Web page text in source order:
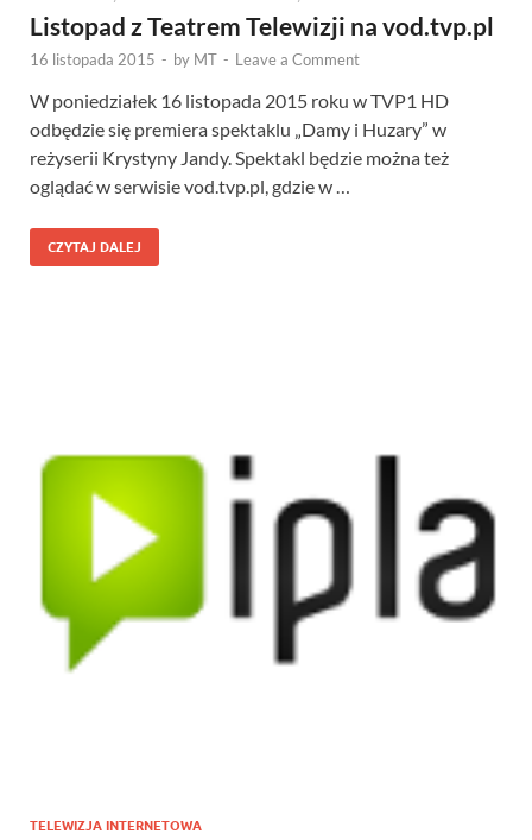
Listopad z Teatrem Telewizji na vod.tvp.pl
16 listopada 2015 - by MT - Leave a Comment
W poniedziałek 16 listopada 2015 roku w TVP1 HD
odbędzie się premiera spektaklu „Damy i Huzary” w
reżyserii Krystyny Jandy. Spektakl będzie można też
oglądać w serwisie vod.tvp.pl, gdzie w …
CZYTAJ DALEJ
TELEWIZJA INTERNETOWA